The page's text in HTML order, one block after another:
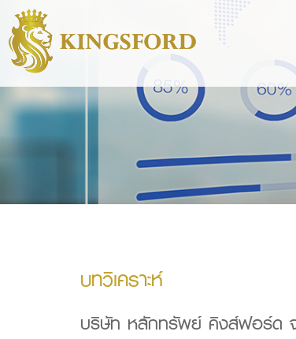
บทวิเคราะห์
บริษัท หลักทรัพย์ คิงส์ฟอร์ด